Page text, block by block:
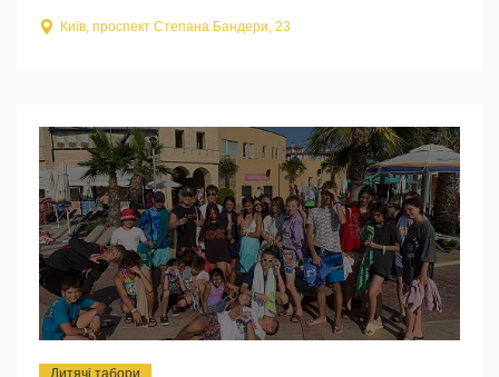
Київ, проспект Степана Бандери, 23